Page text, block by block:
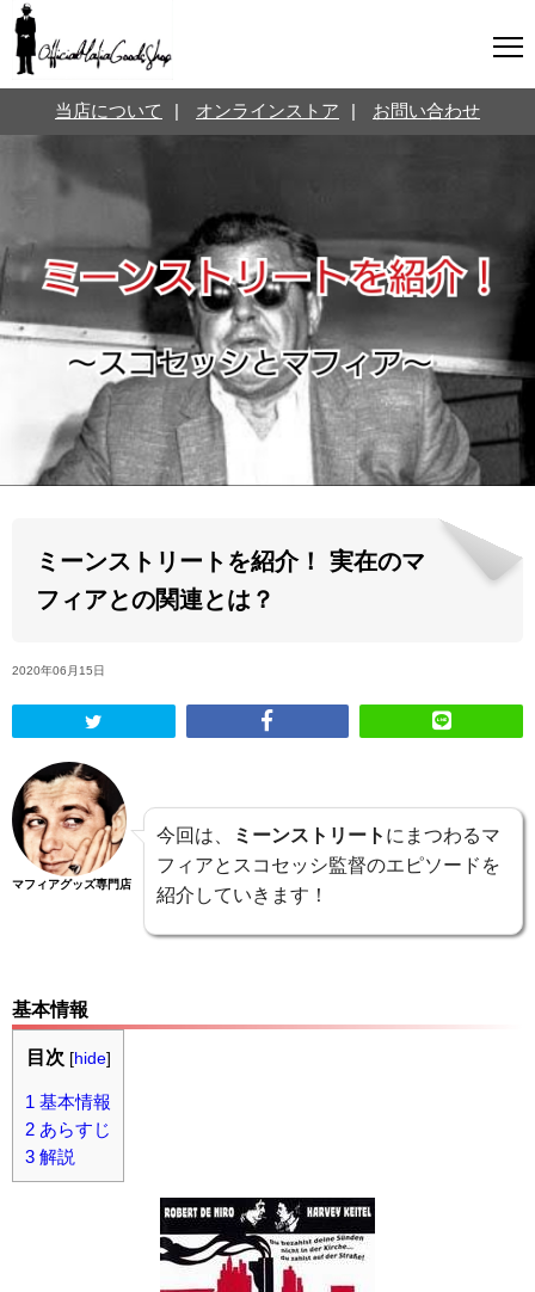
カテゴリ
マフィアの小話
三分で学ぶマフィア暗黒史 名言・悩み相談
映画・ドラマ紹介 映画雑学
ABOUT US
オンラインストア
お問い合わせ
当店について オンラインストア お問い合わせ
ミーンストリートを紹介！ 実在のマ
フィアとの関連とは？
2020年06月15日
マフィアグッズ専門店
今回は、 ミーンストリート にまつわるマ
フィアとスコセッシ監督のエピソードを
紹介していきます！
基本情報
目次 [hide]
1 基本情報
2 あらすじ
3 解説
オンラインストア